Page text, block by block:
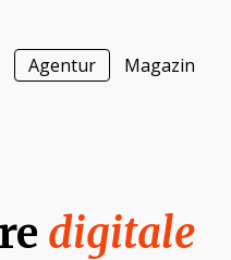
Agentur Magazin
digitale